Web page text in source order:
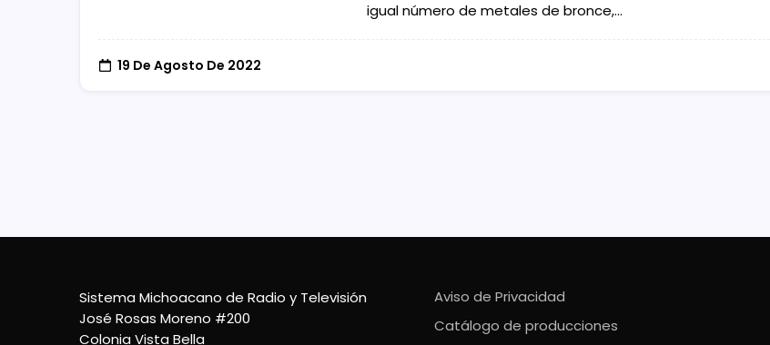
igual número de metales de bronce,…
19 De Agosto De 2022
Sistema Michoacano de Radio y Televisión
José Rosas Moreno #200
Colonia Vista Bella
Aviso de Privacidad
Catálogo de producciones